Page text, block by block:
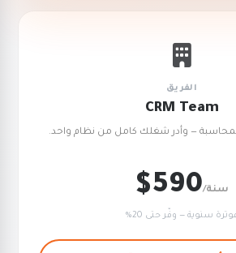
الفريق
CRM Team
— وأدر شغلك كامل من نظام واحد.
$590 /سنة
سنوية — وفّر حتى 20%